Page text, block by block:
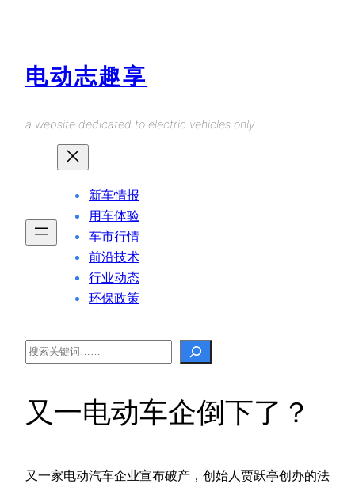
电动志趣享
a website dedicated to electric vehicles only.
新车情报
用车体验
车市行情
前沿技术
行业动态
环保政策
Search
又一电动车企倒下了？
又一家电动汽车企业宣布破产，创始人贾跃亭创办的法